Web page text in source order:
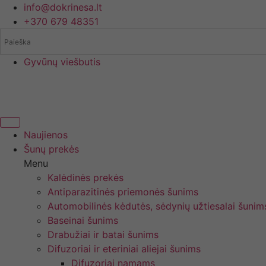
prie
info@dokrinesa.lt
+370 679 48351
Gyvūnų viešbutis
Naujienos
Šunų prekės
Menu
Kalėdinės prekės
Antiparazitinės priemonės šunims
Automobilinės kėdutės, sėdynių užtiesalai
Baseinai šunims
Drabužiai ir batai šunims
Difuzoriai ir eteriniai aliejai šunims
Difuzoriai namams